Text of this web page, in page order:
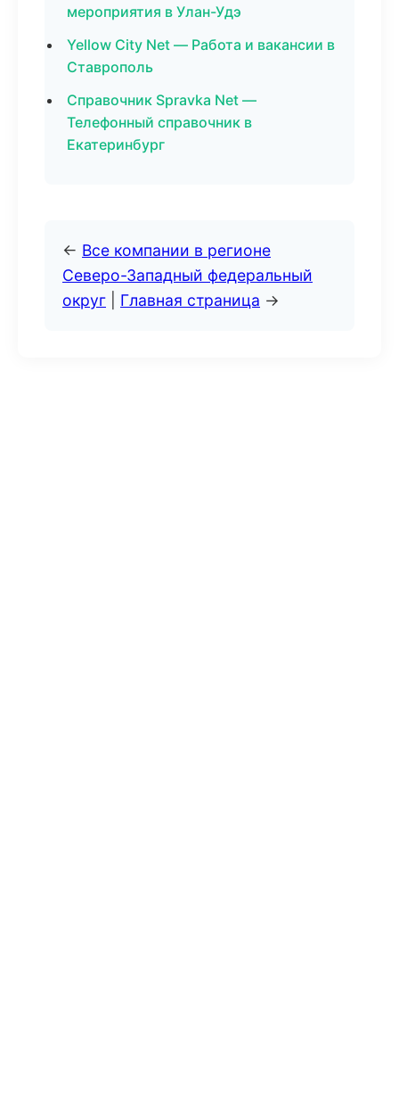
мероприятия в Улан-Удэ
Yellow City Net — Работа и вакансии в
Ставрополь
Справочник Spravka Net —
Телефонный справочник в
Екатеринбург
← Все компании в регионе
Северо-Западный федеральный
округ
Главная страница →